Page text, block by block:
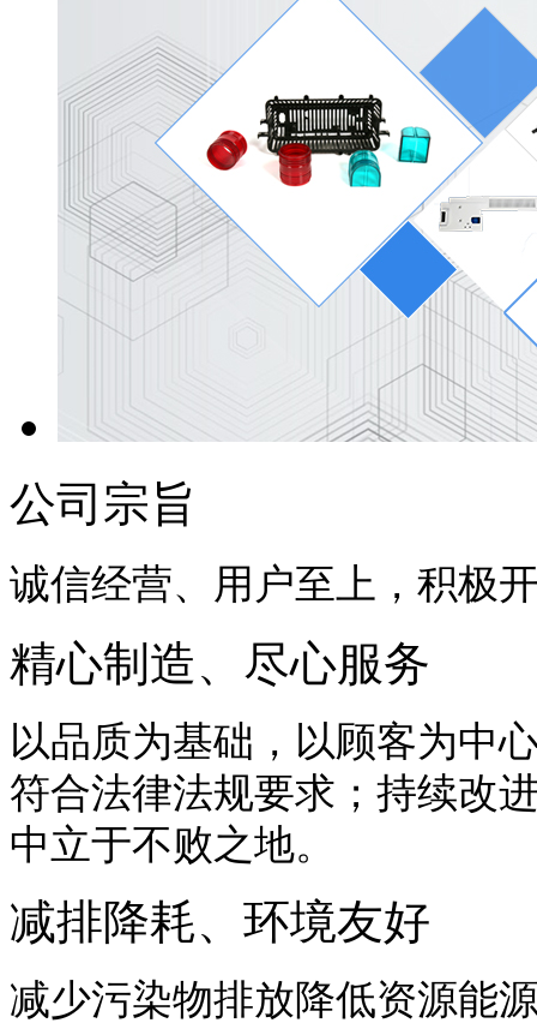
公司宗旨
诚信经营、用户至上，积极
精心制造、尽心服务
以品质为基础，以顾客为中
符合法律法规要求；持续改
中立于不败之地。
减排降耗、环境友好
减少污染物排放降低资源能